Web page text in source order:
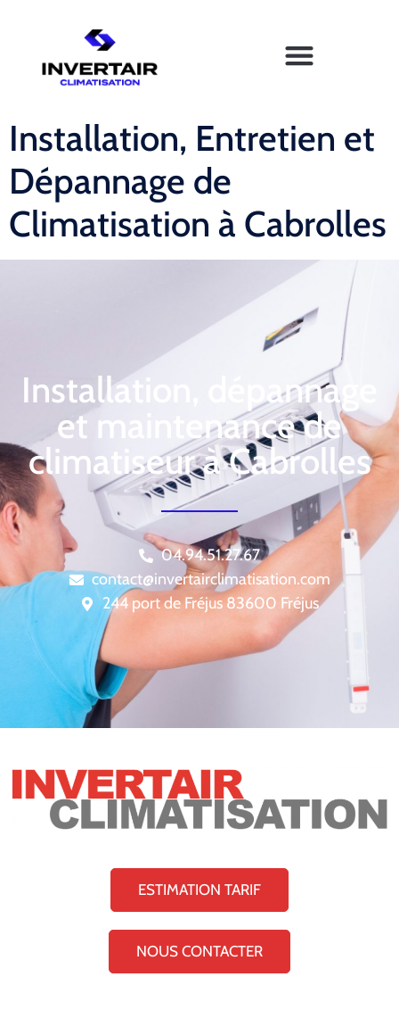
Installation, Entretien et
Dépannage de
Climatisation à Cabrolles
Installation, dépannage
et maintenance de
climatiseur à Cabrolles
04.94.51.27.67
contact@invertairclimatisation.com
244 port de Fréjus 83600 Fréjus
ESTIMATION TARIF
NOUS CONTACTER